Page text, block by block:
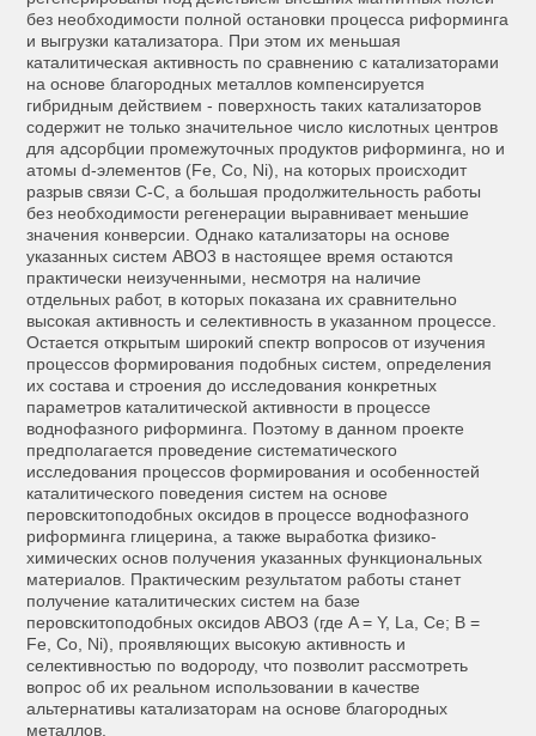
без необходимости полной остановки процесса риформинга
и выгрузки катализатора. При этом их меньшая
каталитическая активность по сравнению с катализаторами
на основе благородных металлов компенсируется
гибридным действием - поверхность таких катализаторов
содержит не только значительное число кислотных центров
для адсорбции промежуточных продуктов риформинга, но и
атомы d-элементов (Fe, Co, Ni), на которых происходит
разрыв связи С-С, а большая продолжительность работы
без необходимости регенерации выравнивает меньшие
значения конверсии. Однако катализаторы на основе
указанных систем ABO3 в настоящее время остаются
практически неизученными, несмотря на наличие
отдельных работ, в которых показана их сравнительно
высокая активность и селективность в указанном процессе.
Остается открытым широкий спектр вопросов от изучения
процессов формирования подобных систем, определения
их состава и строения до исследования конкретных
параметров каталитической активности в процессе
воднофазного риформинга. Поэтому в данном проекте
предполагается проведение систематического
исследования процессов формирования и особенностей
каталитического поведения систем на основе
перовскитоподобных оксидов в процессе воднофазного
риформинга глицерина, а также выработка физико-
химических основ получения указанных функциональных
материалов. Практическим результатом работы станет
получение каталитических систем на базе
перовскитоподобных оксидов ABO3 (где A = Y, La, Ce; B =
Fe, Co, Ni), проявляющих высокую активность и
селективностью по водороду, что позволит рассмотреть
вопрос об их реальном использовании в качестве
альтернативы катализаторам на основе благородных
металлов.